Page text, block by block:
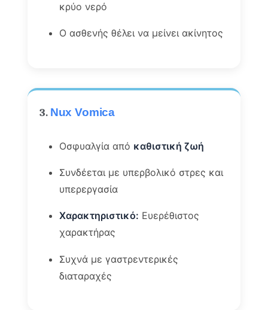
κρύο νερό
Ο ασθενής θέλει να μείνει ακίνητος
3. Nux Vomica
Οσφυαλγία από καθιστική ζωή
Συνδέεται με υπερβολικό στρες και
υπερεργασία
Χαρακτηριστικό: Ευερέθιστος
χαρακτήρας
Συχνά με γαστρεντερικές
διαταραχές